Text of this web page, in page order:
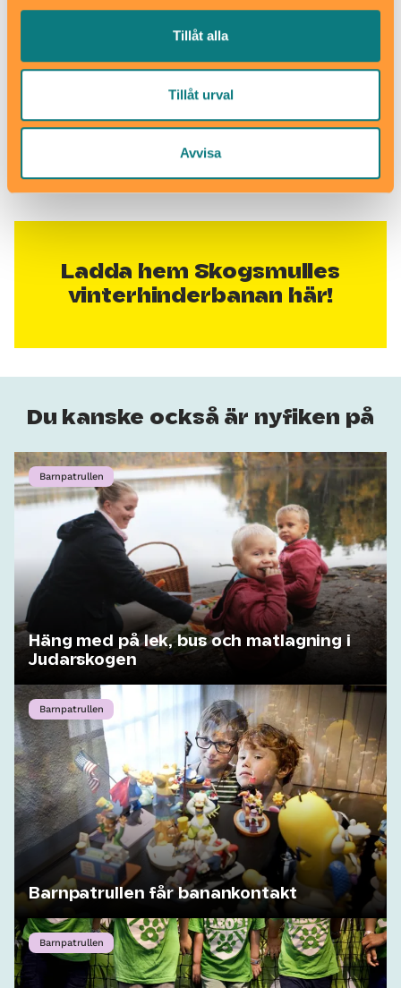
Tillåt alla
Tillåt urval
Avvisa
avslutar med att göra varsin ängel i snön innan de
tillsammans går hemåt för att värma sig och njuta
varm choklad och bullar. Det råder ingen tvekan om
att de alla är nöjda och glada med dagens aktivitet
och den gemensamma stunden av frisk luft, skratt
och rörelse.
Text: Helén Bjurberg
Foto: Angelica Söderberg
Ladda hem Skogsmulles
vinterhinderbanan här!
Du kanske också är nyfiken på
Barnpatrullen
Häng med på lek, bus och matlagning i
Judarskogen
Barnpatrullen
Barnpatrullen får banankontakt
Barnpatrullen